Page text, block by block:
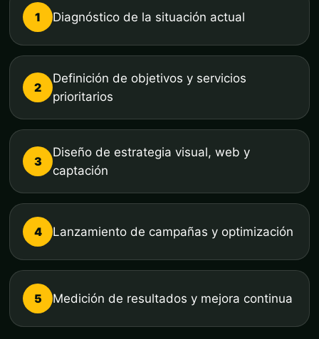
1 Diagnóstico de la situación actual
2
Definición de objetivos y servicios
prioritarios
3
Diseño de estrategia visual, web y
captación
4 Lanzamiento de campañas y optimización
5 Medición de resultados y mejora continua